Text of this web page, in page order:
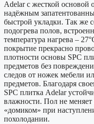
Adelar с жесткой
надёжным
быстрой укладки. Так же
подогрева полов,
температура нагрева –
покрытие прекрасно
плотности основы SPС
предметов без
следов от ножек мебели
предметов. Благодаря
SPC плитка Adelar
влажности. Пол не меняет
«домиком» при
похолодании.